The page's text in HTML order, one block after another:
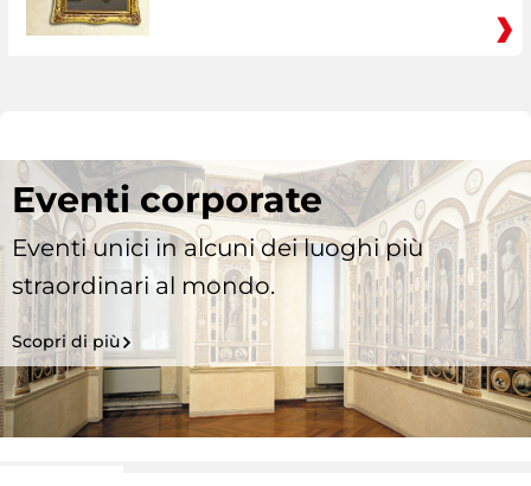
Eventi corporate
Eventi unici in alcuni dei luoghi più
straordinari al mondo.
Scopri di più